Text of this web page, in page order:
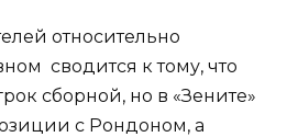
относительно
сводится к тому, что
сборной, но в «Зените»
с Рондоном, а